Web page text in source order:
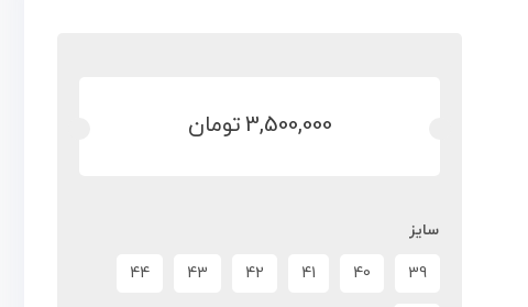
3,500,000تومان
سایز
39
40
41
42
43
44